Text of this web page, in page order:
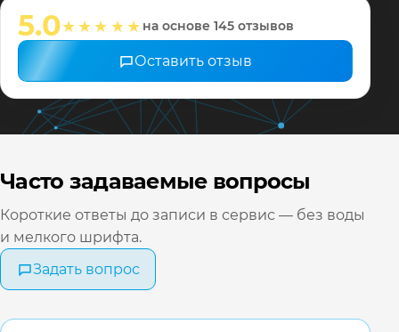
5.0★★★★★ на основе 145 отзывов
Оставить отзыв
Часто задаваемые вопросы
Короткие ответы до записи в сервис — без воды
и мелкого шрифта.
Задать вопрос